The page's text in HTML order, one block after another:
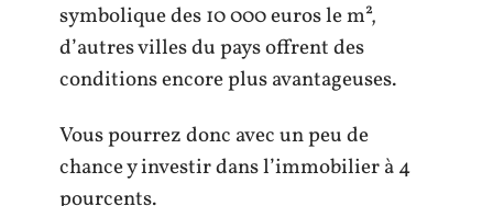
symbolique des 10 000 euros le m²,
d’autres villes du pays offrent des
conditions encore plus avantageuses.
Vous pourrez donc avec un peu de
chance y investir dans l’immobilier à 4
pourcents.